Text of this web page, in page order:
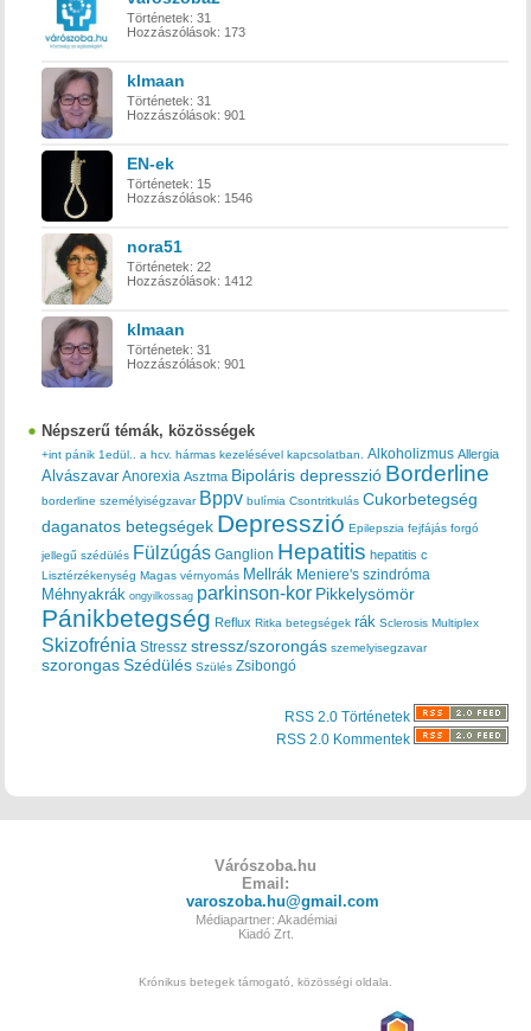
Történetek: 31
Hozzászólások: 173
klmaan
Történetek: 31
Hozzászólások: 901
EN-ek
Történetek: 15
Hozzászólások: 1546
nora51
Történetek: 22
Hozzászólások: 1412
klmaan
Történetek: 31
Hozzászólások: 901
Népszerű témák, közösségek
+int pánik 1edül.. a hcv. hármas kezelésével kapcsolatban. Alkoholizmus Allergia
Alvászavar Anorexia Asztma Bipoláris depresszió Borderline
borderline személyiségzavar Bppv bulímia Csontritkulás Cukorbetegség
daganatos betegségek Depresszió Epilepszia fejfájás forgó
jellegű szédülés Fülzúgás Ganglion Hepatitis hepatitis c
Lisztérzékenység Magas vérnyomás Mellrák Meniere's szindróma
Méhnyakrák ongyilkossag parkinson-kor Pikkelysömör
Pánikbetegség Reflux Ritka betegségek rák Sclerosis Multiplex
Skizofrénia Stressz stressz/szorongás szemelyisegzavar
szorongas Szédülés Szülés Zsibongó
RSS 2.0 Történetek
RSS 2.0 Kommentek
Várószoba.hu
Email:
varoszoba.hu@gmail.com
Médiapartner: Akadémiai
Kiadó Zrt.
Krónikus betegek támogató, közösségi oldala.